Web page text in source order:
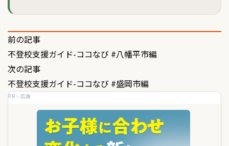
投
稿
ナ
ビ
前の記事
不登校支援ガイド-ココなび #八幡平市編
次の記事
不登校支援ガイド-ココなび #盛岡市編
PR・広告